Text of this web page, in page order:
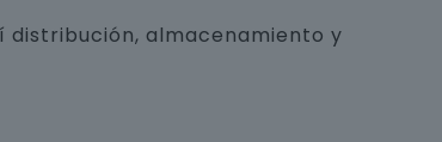
almacenamiento y